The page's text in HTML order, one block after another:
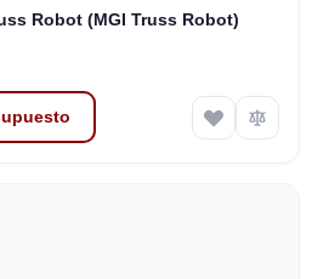
Robot (MGI Truss Robot)